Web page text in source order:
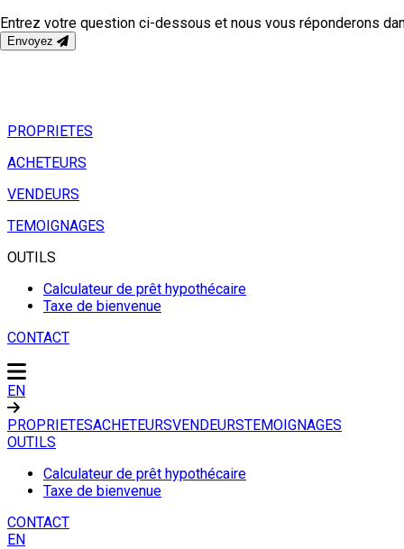
PROPRIETES
ACHETEURS
VENDEURS
TEMOIGNAGES
OUTILS
Calculateur de prêt hypothécaire
Taxe de bienvenue
CONTACT
EN
PROPRIETESACHETEURSVENDEURSTEMOIGNAGES
OUTILS
Calculateur de prêt hypothécaire
Taxe de bienvenue
CONTACT
EN
Entrez votre question ci-dessous et nous vous réponderons
Envoyez